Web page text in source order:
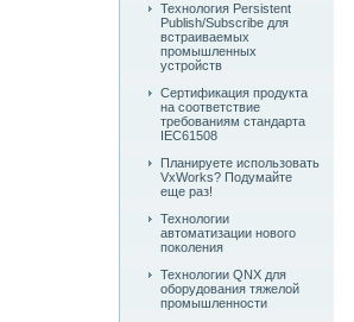
Технология Persistent
Publish/Subscribe для
встраиваемых
промышленных
устройств
Сертификация продукта
на соответствие
требованиям стандарта
IEC61508
Планируете использовать
VxWorks? Подумайте
еще раз!
Технологии
автоматизации нового
поколения
Технологии QNX для
оборудования тяжелой
промышленности